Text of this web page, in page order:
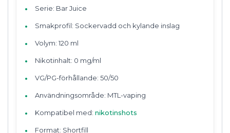
Serie: Bar Juice
Smakprofil: Sockervadd och kylande inslag
Volym: 120 ml
Nikotinhalt: 0 mg/ml
VG/PG-förhållande: 50/50
Användningsområde: MTL-vaping
Kompatibel med: nikotinshots
Format: Shortfill